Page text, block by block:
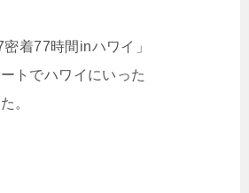
着77時間inハワイ」
トでハワイにいった
。